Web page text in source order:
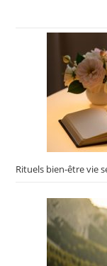
Rituels bien-être vie